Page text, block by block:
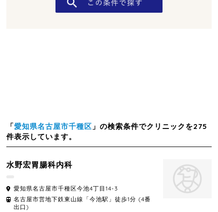
「愛知県名古屋市千種区 」の検索条件でクリニックを275
件表示しています。
水野宏胃腸科内科
愛知県名古屋市千種区今池4丁目14-3
名古屋市営地下鉄東山線「今池駅」徒歩1分 (4番
出口)